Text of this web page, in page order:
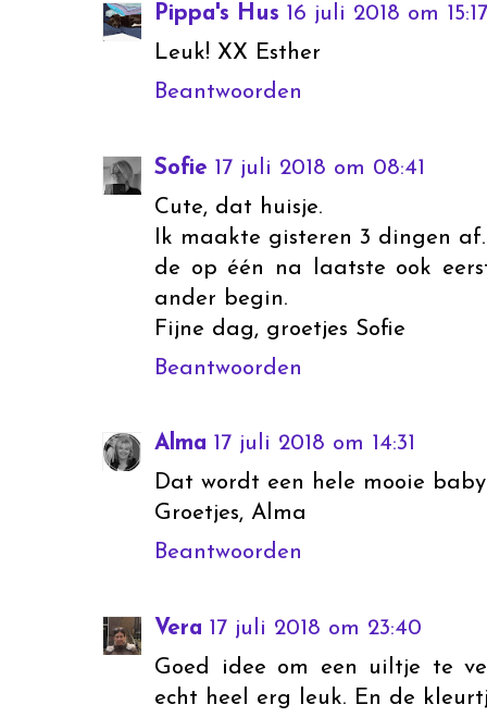
Pippa's Hus 16 juli 2018 om 15:17
Leuk! XX Esther
Beantwoorden
Sofie 17 juli 2018 om 08:41
Cute, dat huisje.
Ik maakte gisteren 3 dingen
de op één na laatste ook
ander begin.
Fijne dag, groetjes Sofie
Beantwoorden
Alma 17 juli 2018 om 14:31
Dat wordt een hele mooie
Groetjes, Alma
Beantwoorden
Vera 17 juli 2018 om 23:40
Goed idee om een uiltje te
echt heel erg leuk. En de